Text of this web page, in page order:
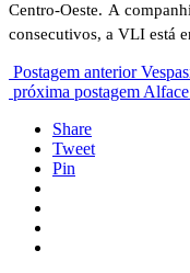
Centro-Oeste. A
consecutivos, a VLI está
Postagem anterior
próxima postagem
Share
Tweet
Pin